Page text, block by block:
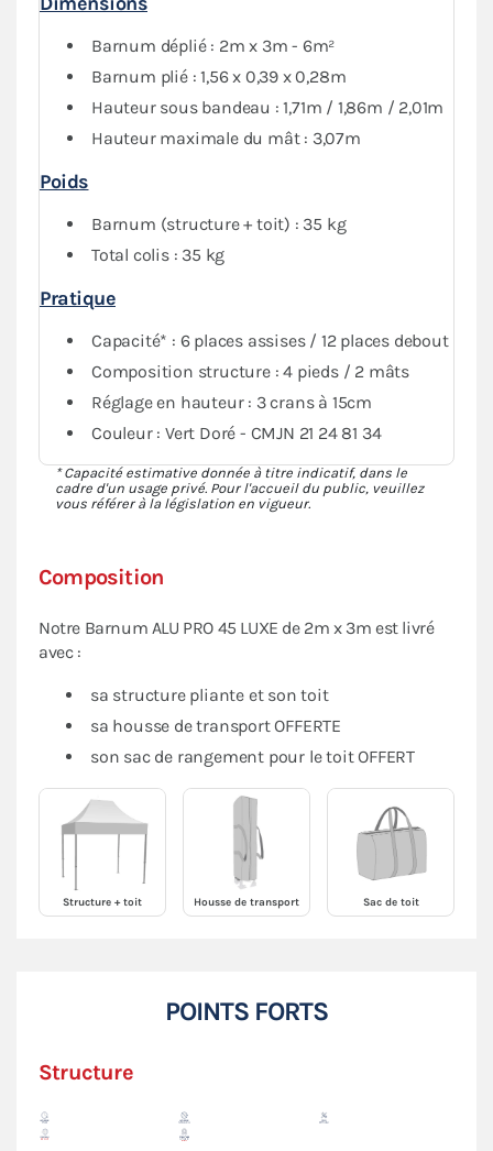
Composition
Notre Barnum ALU PRO 45 LUXE de 2m x 3m est livré
avec :
sa structure pliante et son toit
sa housse de transport OFFERTE
son sac de rangement pour le toit OFFERT
Structure + toit Housse de transport Sac de toit
Barnum déplié : 2m x 3m - 6m²
Barnum plié : 1,56 x 0,39 x 0,28m
Hauteur sous bandeau : 1,71m / 1,86m / 2,01m
Hauteur maximale du mât : 3,07m
Poids
Barnum (structure + toit) : 35 kg
Total colis : 35 kg
Pratique
Capacité* : 6 places assises / 12 places debout
Composition structure : 4 pieds / 2 mâts
Réglage en hauteur : 3 crans à 15cm
Couleur : Vert Doré - CMJN 21 24 81 34
* Capacité estimative donnée à titre indicatif, dans le
cadre d'un usage privé. Pour l'accueil du public, veuillez
vous référer à la législation en vigueur.
POINTS FORTS
Structure